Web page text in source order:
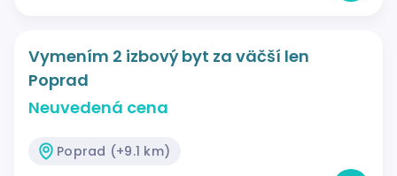
Vymením 2 izbový byt za väčší len
Poprad
Neuvedená cena
Poprad (+9.1 km)